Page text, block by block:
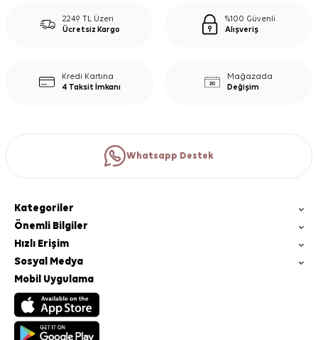
2249 TL Üzeri
Ücretsiz Kargo
%100 Güvenli
Alışveriş
Kredi Kartına
4 Taksit İmkanı
Mağazada
Değişim
Whatsapp Destek
Kategoriler
Önemli Bilgiler
Hızlı Erişim
Sosyal Medya
Mobil Uygulama